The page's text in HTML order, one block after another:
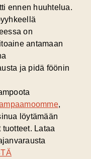
ennen huuhtelua.
on
antamaan
ja pidä föönin
,
löytämään
Lataa